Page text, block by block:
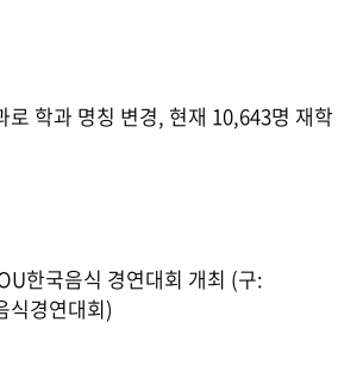
로 학과 명칭 변경, 현재 10,643명 재학
한국음식 경연대회 개최 (구:
식경연대회)